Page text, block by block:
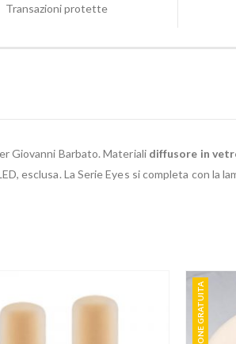
Transazioni protette
Giovanni Barbato. Materiali diffusore in
esclusa. La Serie Eyes si completa con la